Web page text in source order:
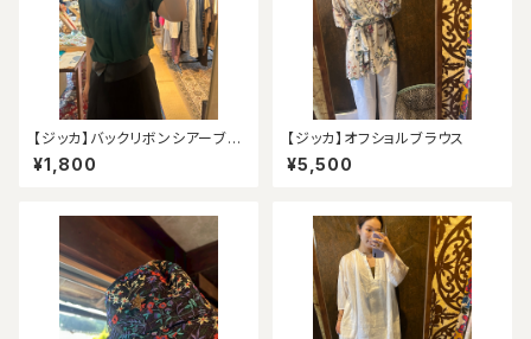
【ジッカ】バックリボンシアーブラ
ウス
¥1,800
【ジッカ】オフショルブラウス
¥5,500